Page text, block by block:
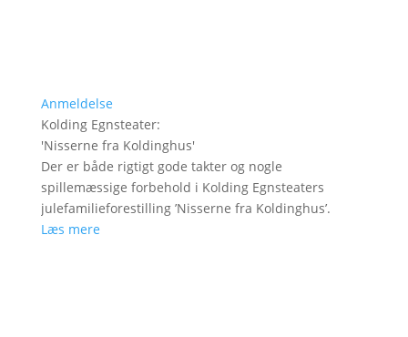
Anmeldelse
Kolding Egnsteater:
'Nisserne fra Koldinghus'
Der er både rigtigt gode takter og nogle
spillemæssige forbehold i Kolding Egnsteaters
julefamilieforestilling ’Nisserne fra Koldinghus’.
Læs mere